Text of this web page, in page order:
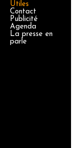
Utiles
Contact
Publicité
Agenda
La presse en
parle